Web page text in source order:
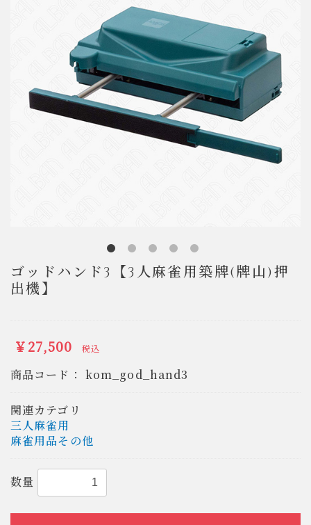
ゴッドハンド3【3人麻雀用築牌(牌山)押
出機】
￥27,500 税込
商品コード： kom_god_hand3
関連カテゴリ
三人麻雀用
麻雀用品その他
数量